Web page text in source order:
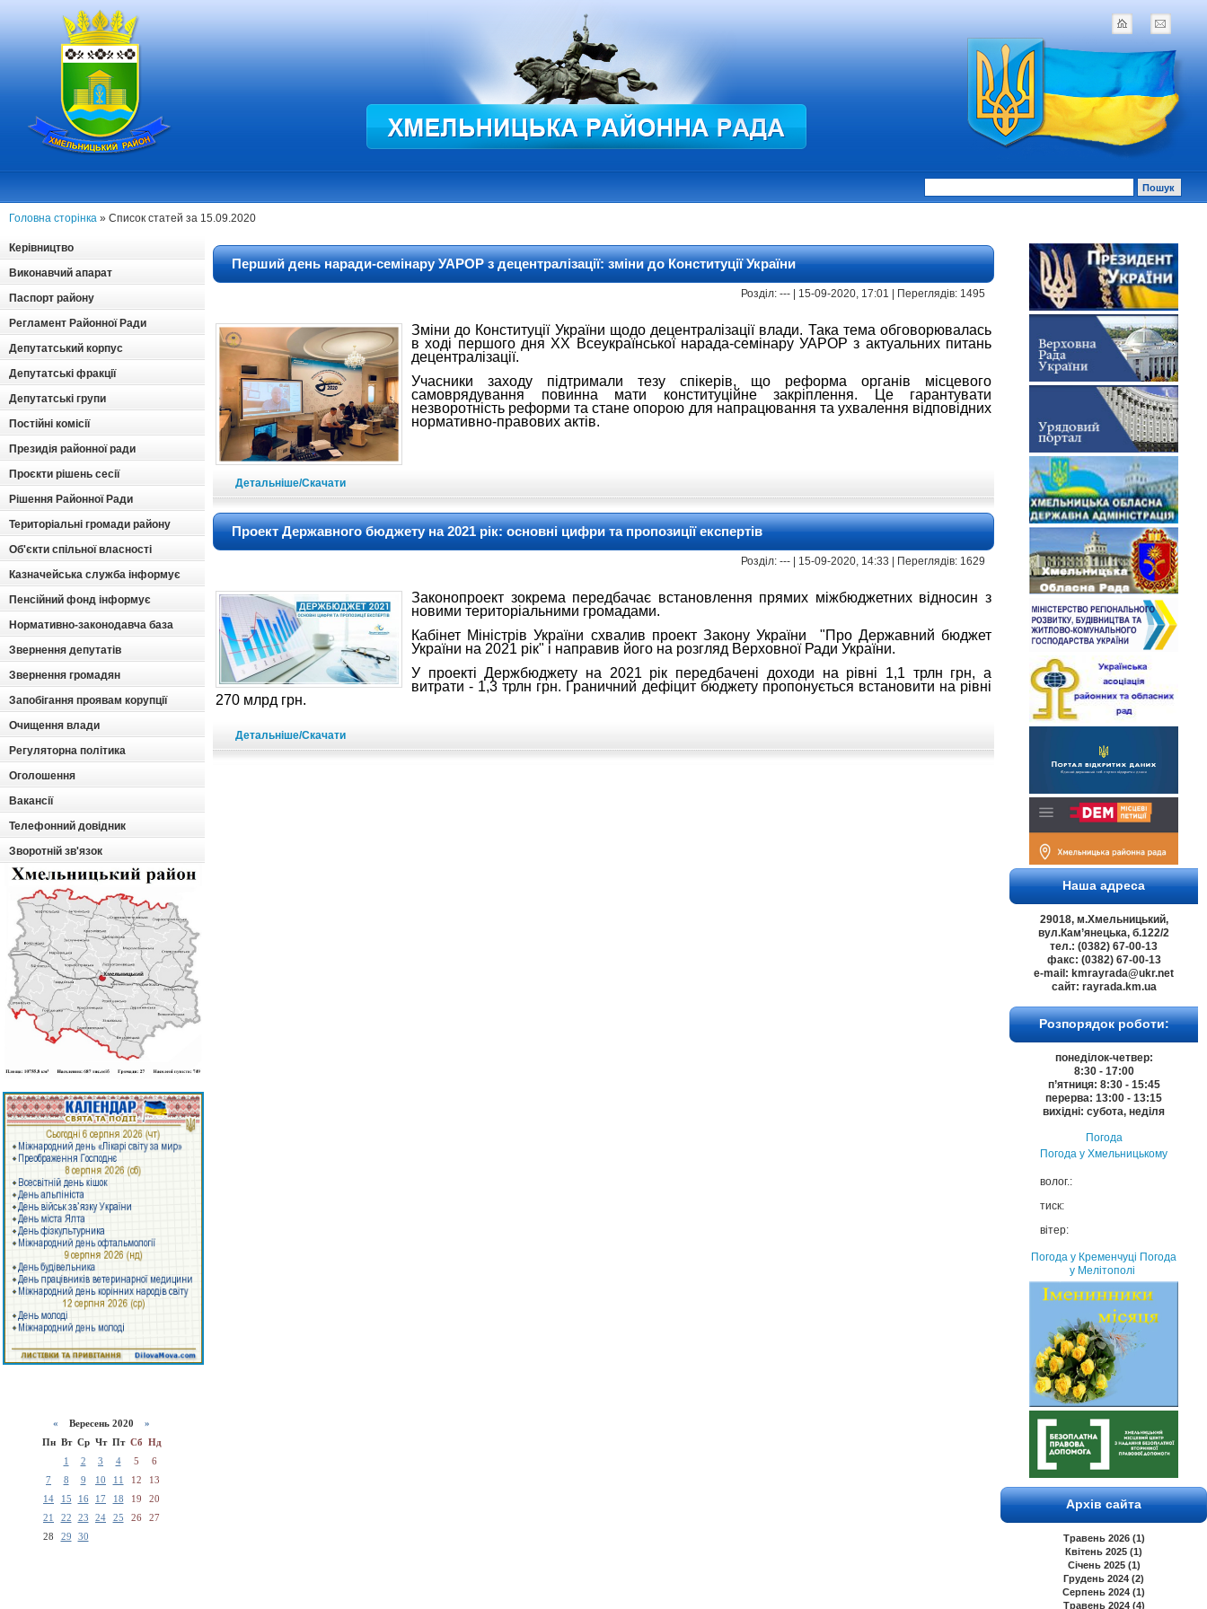
Головна сторінка » Список статей за 15.09.2020
Керівництво
Виконавчий апарат
Паспорт району
Регламент Районної Ради
Депутатський корпус
Депутатські фракції
Депутатські групи
Постійні комісії
Президія районної ради
Проєкти рішень сесії
Рішення Районної Ради
Територіальні громади району
Об'єкти спільної власності
Казначейська служба інформує
Пенсійний фонд інформує
Нормативно-законодавча база
Звернення депутатів
Звернення громадян
Запобігання проявам корупції
Очищення влади
Регуляторна політика
Оголошення
Вакансії
Телефонний довідник
Зворотній зв'язок
« Вересень 2020 »
Пн Вт Ср Чт Пт Сб Нд
1
2 3 4 5
6
7
8 9 10 11 12
13
14
15 16 17 18 19
20
21
22 23 24 25 26
27
28
29 30
Наша адреса
29018, м.Хмельницький,
вул.Кам’янецька, б.122/2
тел.: (0382) 67-00-13
факс: (0382) 67-00-13
e-mail: kmrayrada@ukr.net
сайт: rayrada.km.ua
Розпорядок роботи:
понеділок-четвер:
8:30 - 17:00
п’ятниця: 8:30 - 15:45
перерва: 13:00 - 13:15
вихідні: субота, неділя
Погода
Погода у Хмельницькому
волог.:
тиск:
вітер:
Погода у Кременчуці Погода
у Мелітополі
Архів сайта
Травень 2026 (1)
Квітень 2025 (1)
Січень 2025 (1)
Грудень 2024 (2)
Серпень 2024 (1)
Травень 2024 (4)
Перший день наради-семінару УАРОР з децентралізації: зміни до Конституції України
Розділ: --- | 15-09-2020, 17:01 | Переглядів: 1495
Зміни до Конституції України щодо децентралізації влади. Така тема обговорювалась
в ході першого дня XX Всеукраїнської нарада-семінару УАРОР з актуальних питань
децентралізації.
Учасники заходу підтримали тезу спікерів, що реформа органів місцевого
самоврядування повинна мати конституційне закріплення. Це гарантувати
незворотність реформи та стане опорою для напрацювання та ухвалення відповідних
нормативно-правових актів.
Детальніше/Скачати
Проект Державного бюджету на 2021 рік: основні цифри та пропозиції експертів
Розділ: --- | 15-09-2020, 14:33 | Переглядів: 1629
Законопроект зокрема передбачає встановлення прямих міжбюджетних відносин з
новими територіальними громадами.
Кабінет Міністрів України схвалив проект Закону України "Про Державний бюджет
України на 2021 рік" і направив його на розгляд Верховної Ради України.
У проекті Держбюджету на 2021 рік передбачені доходи на рівні 1,1 трлн грн, а
витрати - 1,3 трлн грн. Граничний дефіцит бюджету пропонується встановити на рівні
270 млрд грн.
Детальніше/Скачати